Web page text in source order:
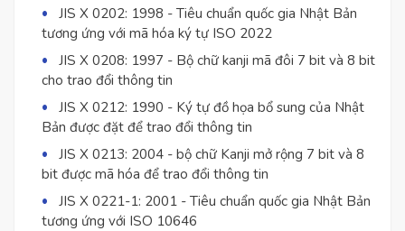
JIS X 0202: 1998 - Tiêu chuẩn quốc gia Nhật Bản
tương ứng với mã hóa ký tự ISO 2022
JIS X 0208: 1997 - Bộ chữ kanji mã đôi 7 bit và 8 bit
cho trao đổi thông tin
JIS X 0212: 1990 - Ký tự đồ họa bổ sung của Nhật
Bản được đặt để trao đổi thông tin
JIS X 0213: 2004 - bộ chữ Kanji mở rộng 7 bit và 8
bit được mã hóa để trao đổi thông tin
JIS X 0221-1: 2001 - Tiêu chuẩn quốc gia Nhật Bản
tương ứng với ISO 10646